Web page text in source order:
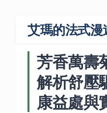
艾瑪的法式漫
芳香萬壽
解析舒壓
康益處與